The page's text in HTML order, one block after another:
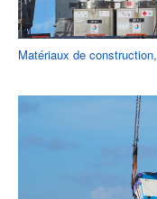
Matériaux de construction,